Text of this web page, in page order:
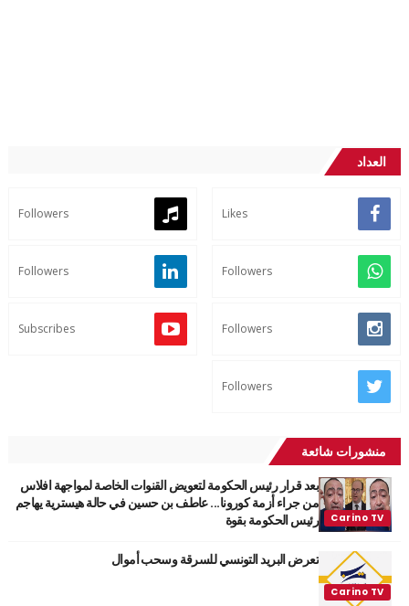
العداد
Likes
Followers
Followers
Followers
Followers
Subscribes
Followers
منشورات شائعة
بعد قرار رئيس الحكومة لتعويض القنوات الخاصة لمواجهة افلاس
من جراء أزمة كورونا... عاطف بن حسين في حالة هيسترية يهاجم
رئيس الحكومة بقوة
تعرض البريد التونسي للسرقة وسحب أموال